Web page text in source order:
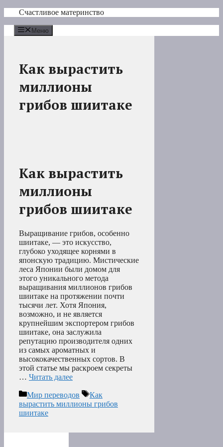
Перейти
содержимому
Счастливое материнство
Меню
Как вырастить
миллионы
грибов шиитаке
Как вырастить
миллионы
грибов шиитаке
Выращивание грибов, особенно
шиитаке, — это искусство,
глубоко уходящее корнями в
японскую традицию. Мистические
леса Японии были домом для
этого уникального метода
выращивания миллионов грибов
шиитаке на протяжении почти
тысячи лет. Хотя Япония,
возможно, и не является
крупнейшим экспортером грибов
шиитаке, она заслужила
репутацию производителя одних
из самых ароматных и
высококачественных сортов. В
этой статье мы раскроем секреты
… Читать далее
Рубрики
Мир переводов Метки
Как
вырастить миллионы грибов
шиитаке